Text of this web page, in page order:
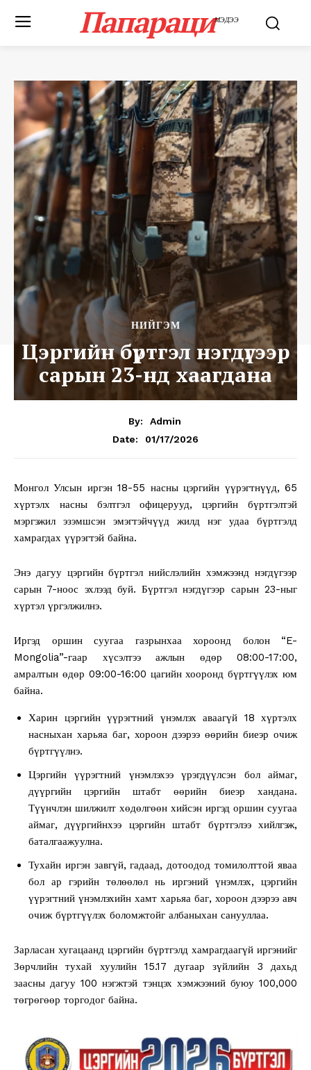
ПапарациМЭДЭЭ
НИЙГЭМ
Цэргийн бүртгэл нэгдүгээр
сарын 23-нд хаагдана
By:
Admin
Date:
01/17/2026
Монгол Улсын иргэн 18-55 насны цэргийн үүрэгтнүүд, 65
хүртэлх насны бэлтгэл офицерууд, цэргийн бүртгэлтэй
мэргэжил эзэмшсэн эмэгтэйчүүд жилд нэг удаа бүртгэлд
хамрагдах үүрэгтэй байна.
Энэ дагуу цэргийн бүртгэл нийслэлийн хэмжээнд нэгдүгээр
сарын 7-ноос эхлээд буй. Бүртгэл нэгдүгээр сарын 23-ныг
хүртэл үргэлжилнэ.
Иргэд оршин суугаа газрынхаа хороонд болон “E-
Mongolia”-гаар хүсэлтээ ажлын өдөр 08:00-17:00,
амралтын өдөр 09:00-16:00 цагийн хооронд бүртгүүлэх юм
байна.
Харин цэргийн үүрэгтний үнэмлэх аваагүй 18 хүртэлх
насныхан харьяа баг, хороон дээрээ өөрийн биеэр очиж
бүртгүүлнэ.
Цэргийн үүрэгтний үнэмлэхээ үрэгдүүлсэн бол аймаг,
дүүргийн цэргийн штабт өөрийн биеэр хандана.
Түүнчлэн шилжилт хөдөлгөөн хийсэн иргэд оршин суугаа
аймаг, дүүргийнхээ цэргийн штабт бүртгэлээ хийлгэж,
баталгаажуулна.
Тухайн иргэн завгүй, гадаад, дотоодод томилолттой яваа
бол ар гэрийн төлөөлөл нь иргэний үнэмлэх, цэргийн
үүрэгтний үнэмлэхийн хамт харьяа баг, хороон дээрээ авч
очиж бүртгүүлэх боломжтойг албаныхан санууллаа.
Зарласан хугацаанд цэргийн бүртгэлд хамрагдаагүй иргэнийг
Зөрчлийн тухай хуулийн 15.17 дугаар зүйлийн 3 дахьд
заасны дагуу 100 нэгжтэй тэнцэх хэмжээний буюу 100,000
төгрөгөөр торгодог байна.